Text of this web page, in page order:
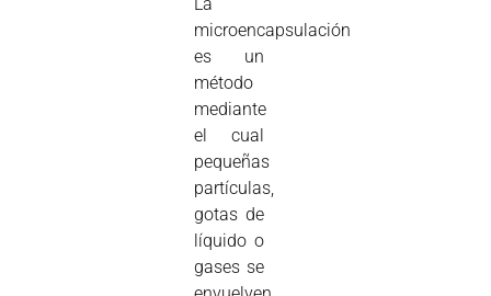
microencapsulación
es un
método
mediante
el cual
pequeñas
partículas,
gotas de
líquido o
gases se